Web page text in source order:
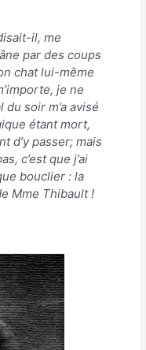
il, me
par des coups
chat lui-même
je ne
soir m’a avisé
étant mort,
d’y passer; mais
c’est que j’ai
bouclier : la
Mme Thibault !